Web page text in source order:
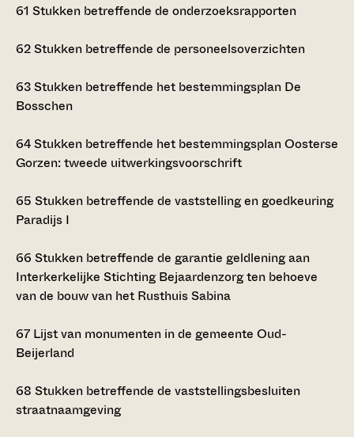
61 Stukken betreffende de onderzoeksrapporten
62Stukken betreffende de personeelsoverzichten
63Stukken betreffende het bestemmingsplan De
Bosschen
64Stukken betreffende het bestemmingsplan Oosterse
Gorzen: tweede uitwerkingsvoorschrift
65 Stukken betreffende de vaststelling en goedkeuring
Paradijs I
66 Stukken betreffende de garantie geldlening aan
Interkerkelijke Stichting Bejaardenzorg ten behoeve
van de bouw van het Rusthuis Sabina
67 Lijst van monumenten in de gemeente Oud-
Beijerland
68 Stukken betreffende de vaststellingsbesluiten
straatnaamgeving